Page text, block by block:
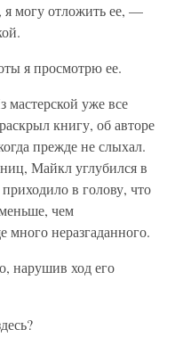
я могу отложить ее, —
я просмотрю ее.
мастерской уже все
книгу, об авторе
прежде не слыхал.
Майкл углубился в
в голову, что
чем
много неразгаданного.
нарушив ход его